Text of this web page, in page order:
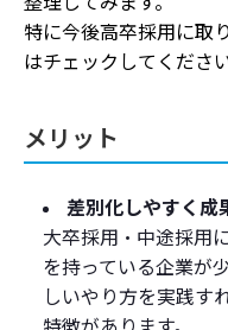
特に今後高卒採用に取
はチェックしてください
メリット
差別化しやすく成
大卒採用・中途採用
を持っている企業が
しいやり方を実践す